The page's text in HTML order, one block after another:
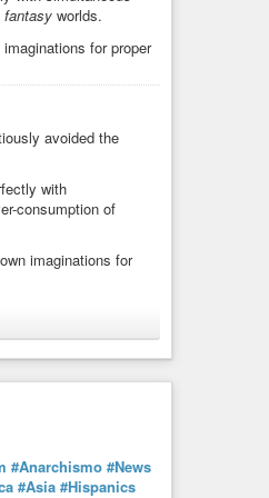
fantasy worlds.
for proper
avoided the
with
consumption of
imaginations for
#Anarchismo #News
#Asia #Hispanics